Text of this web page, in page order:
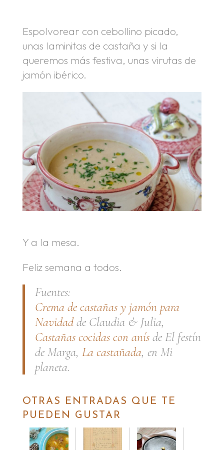
Espolvorear con cebollino picado,
unas laminitas de castaña y si la
queremos más festiva, unas virutas de
jamón ibérico.
Y a la mesa.
Feliz semana a todos.
Fuentes:
Crema de castañas y jamón para
Navidadde Claudia & Julia,
Castañas cocidas con anís de El festín
de Marga, La castañada, en Mi
planeta.
OTRAS ENTRADAS QUE TE
PUEDEN GUSTAR